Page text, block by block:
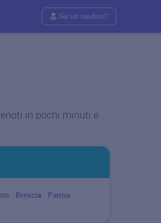
Sei un medico?
in pochi minuti e
Brescia
Parma